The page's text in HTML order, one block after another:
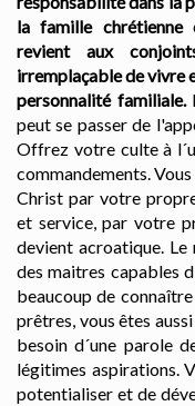
la famille chrétienne
revient aux
irremplaçable de vivre
personnalité familiale.
peut se passer de
Offrez votre culte à
commandements.
Christ par votre
et service, par votre
devient acroatique.
des maitres capables
beaucoup de
prêtres, vous êtes
besoin d´une parole
légitimes aspirations.
potentialiser et de